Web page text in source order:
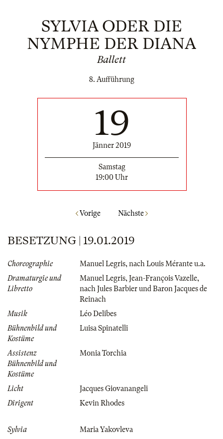
SYLVIA ODER DIE
NYMPHE DER DIANA
Ballett
8. Aufführung
19
Jänner 2019
Samstag
19:00 Uhr
Vorige Nächste
BESETZUNG | 19.01.2019
Choreographie Manuel Legris, nach Louis Mérante u.a.
Dramaturgie und
Libretto
Manuel Legris, Jean-François Vazelle,
nach Jules Barbier und Baron Jacques de
Reinach
Musik
Léo Delibes
Bühnenbild und
Kostüme
Luisa Spinatelli
Assistenz
Bühnenbild und
Kostüme
Monia Torchia
Licht
Jacques Giovanangeli
Dirigent
Kevin Rhodes
Sylvia
Maria Yakovleva